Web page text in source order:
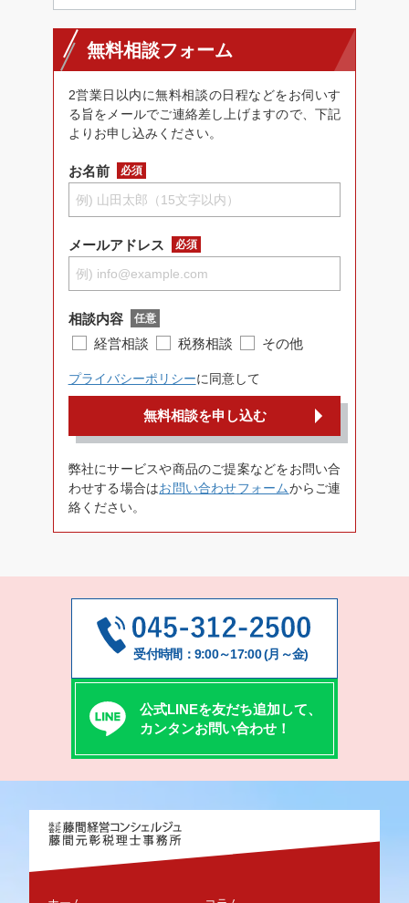
無料相談フォーム
2営業日以内に無料相談の日程などをお伺いす
る旨をメールでご連絡差し上げますので、下記
よりお申し込みください。
お名前 必須
メールアドレス 必須
相談内容 任意
経営相談 税務相談 その他
プライバシーポリシーに同意して
無料相談を申し込む
弊社にサービスや商品のご提案などをお問い合
わせする場合はお問い合わせフォームからご連
絡ください。
受付時間：9:00～17:00 (月～金)
公式LINEを友だち追加して、
カンタンお問い合わせ！